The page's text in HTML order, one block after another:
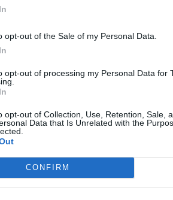
opt-out of the Sale of my Personal Data.
opt-out of processing my Personal Data for
opt-out of Collection, Use, Retention, Sale,
Data that Is Unrelated with the
CONFIRMQuantité effets
secondaires
gras.
ce
pire